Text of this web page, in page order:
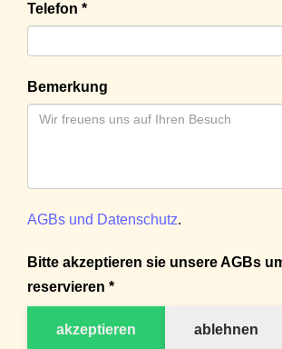
Telefon *
Bemerkung
AGBs und Datenschutz.
Bitte akzeptieren sie unsere AGBs
reservieren *
akzeptieren ablehnen